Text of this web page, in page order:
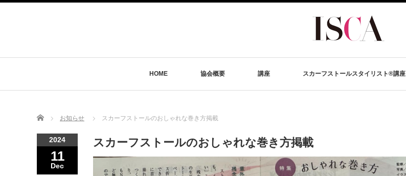
HOME 協会概要 講座 スカーフストールスタイリスト®講座
Home お知らせ スカーフストールのおしゃれな巻き方掲載
2024
11
Dec
スカーフストールのおしゃれな巻き方掲載